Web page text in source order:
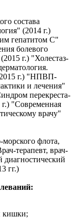
состава
(2014 г.)
гепатитом С"
болевого
г.) "Холестаз-
г.) "НПВП-
и лечения"
перекреста-
"Современная
врачу"
флота,
терапевт, врач-
диагностический
гг.)
кишки;